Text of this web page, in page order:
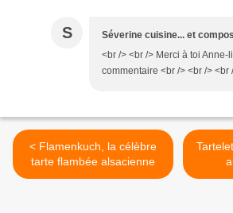
S Séverine cuisine... et
<br /> <br /> Merci à toi Anne-
commentaire <br /> <br /> <br
< Flamenkuch, la célèbre
tarte flambée alsacienne